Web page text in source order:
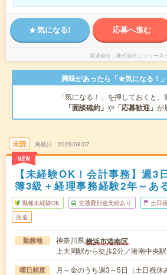
気になる! 応募へ進む
派遣会社 株式会社ニッソーネ
興味があったら「★気になる！
「気になる！」を押しておくと、
「面談確約」 や 「応募歓迎」 が
未読
NEW
掲載日 2026/08/07
【未経験OK！会計事務】週3
簿3級＋経理事務経験2年～あ
職種未経験OK 交通費別途支給あり 土日
派遣
勤務地 神奈川県横浜市港南区
上大岡駅から徒歩2分／港南中央
曜日頻度 月～金のうち週3～5日（土日祝休